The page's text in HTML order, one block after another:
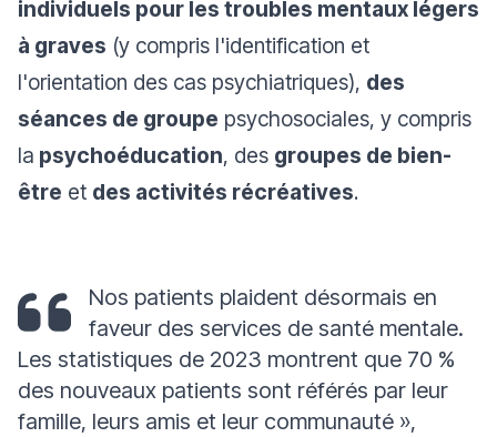
individuels pour les troubles mentaux légers
à graves (y compris l'identification et
l'orientation des cas psychiatriques), des
séances de groupe psychosociales, y compris
la psychoéducation, des groupes de bien-
être et des activités récréatives.
Nos patients plaident désormais en
faveur des services de santé mentale.
Les statistiques de 2023 montrent que 70 %
des nouveaux patients sont référés par leur
famille, leurs amis et leur communauté »,